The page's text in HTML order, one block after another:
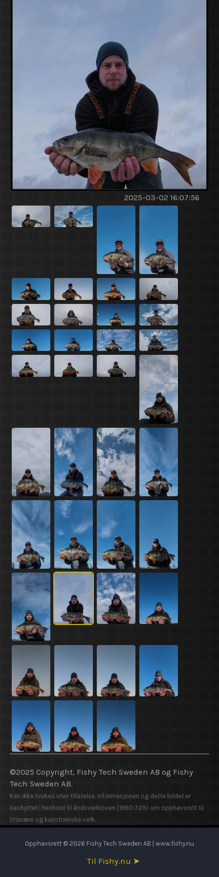
2025-03-02 16:07:56
©2025 Copyright, Fishy Tech Sweden AB og Fishy
Tech Sweden AB.
Kan ikke brukes uten tillatelse, informasjonen og dette bildet er
beskyttet i henhold til åndsverkloven (1960:729) om opphavsrett til
litterære og kunstneriske verk.
Opphavsrett © 2026 Fishy Tech Sweden AB | www.fishy.nu
Til Fishy.nu ➤